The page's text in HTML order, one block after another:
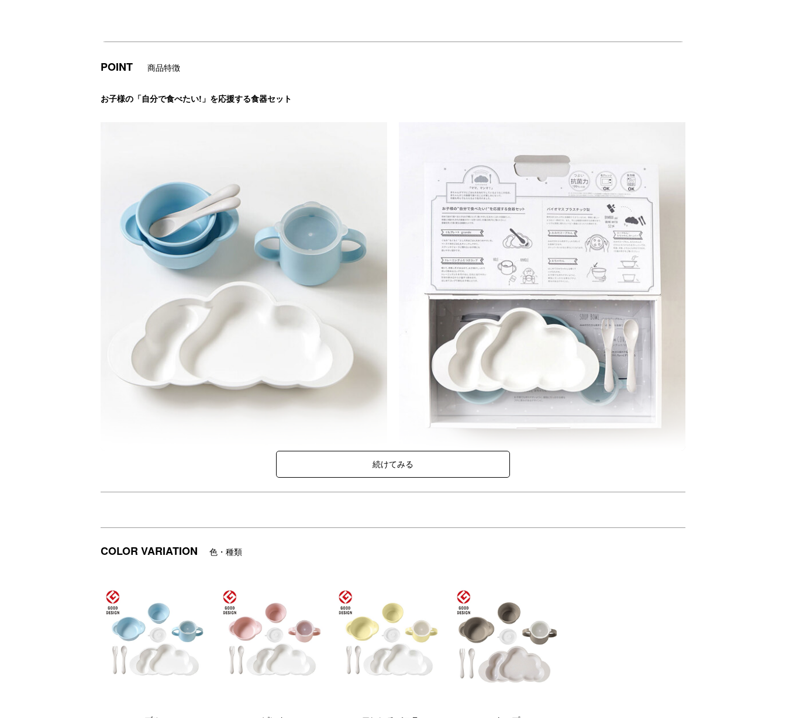
POINT 商品特徴
お子様の「自分で食べたい!」を応援する食器セット
フォークとスプーンの付いた、7点セットです。抗菌・抗ウイルス・防カビ効果のある竹粉配合のバイオマスプラスティック製。
【10mois（ディモワ）】
フランス語で”10ヶ月”という意味。新しい命を心待ちにする大切な時間。
その十月十日を、心地よく幸せな気分で過ごして欲しい。そのためのお手伝いができたらと願っています。
誕生、成長、その一瞬一瞬が家族の宝物になりますように。
COLOR VARIATION 色・種類